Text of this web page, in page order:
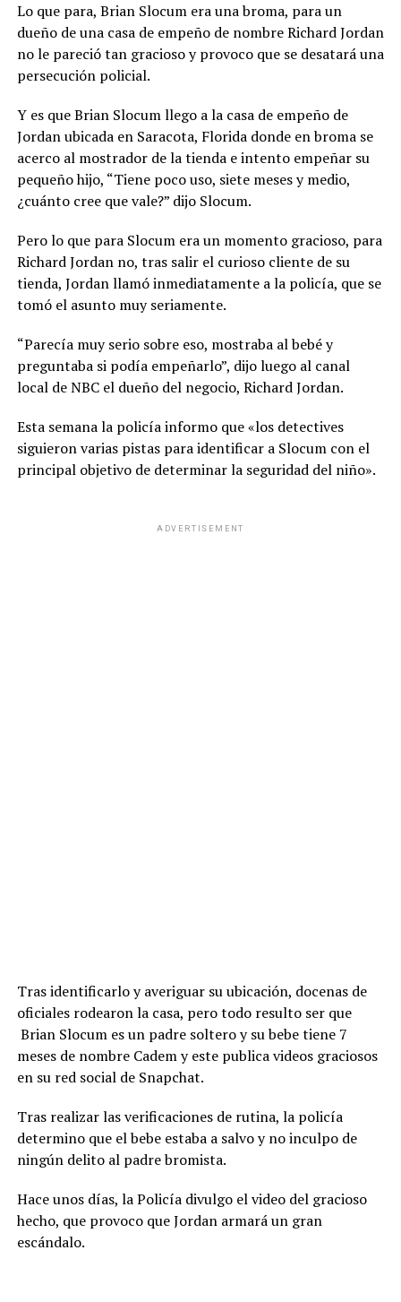
Lo que para, Brian Slocum era una broma, para un
dueño de una casa de empeño de nombre Richard Jordan
no le pareció tan gracioso y provoco que se desatará una
persecución policial.
Y es que Brian Slocum llego a la casa de empeño de
Jordan ubicada en Saracota, Florida donde en broma se
acerco al mostrador de la tienda e intento empeñar su
pequeño hijo, “Tiene poco uso, siete meses y medio,
¿cuánto cree que vale?” dijo Slocum.
Pero lo que para Slocum era un momento gracioso, para
Richard Jordan no, tras salir el curioso cliente de su
tienda, Jordan llamó inmediatamente a la policía, que se
tomó el asunto muy seriamente.
“Parecía muy serio sobre eso, mostraba al bebé y
preguntaba si podía empeñarlo”, dijo luego al canal
local de NBC el dueño del negocio, Richard Jordan.
Esta semana la policía informo que «los detectives
siguieron varias pistas para identificar a Slocum con el
principal objetivo de determinar la seguridad del niño».
ADVERTISEMENT
Tras identificarlo y averiguar su ubicación, docenas de
oficiales rodearon la casa, pero todo resulto ser que
Brian Slocum es un padre soltero y su bebe tiene 7
meses de nombre Cadem y este publica videos graciosos
en su red social de Snapchat.
Tras realizar las verificaciones de rutina, la policía
determino que el bebe estaba a salvo y no inculpo de
ningún delito al padre bromista.
Hace unos días, la Policía divulgo el video del gracioso
hecho, que provoco que Jordan armará un gran
escándalo.